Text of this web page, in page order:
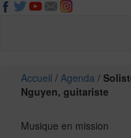
Accueil / Agenda /
Nguyen, guitariste
Musique en mission